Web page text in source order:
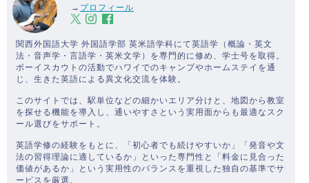
→ プロフィール
関西外国語大学 外国語学部 英米語学科にて英語学（概論・英文
法・音声学・言語学・英米文学）を専門的に修め、学士号を取得。
ボーイスカウトの活動でハワイでのキャンプやホームステイを通
じ、生きた英語による異文化交流を体験。
このサイトでは、駅単位などの細かいエリア分けと、地図から教室
を探せる機能を導入し、通いやすさという実用面からも最適なスク
ール選びをサポート。
英語学修の経験をもとに、「初心者でも続けやすいか」「発音や文
法の習得理論に適しているか」といった専門性と「料金に見合った
価値があるか」という実用性のバランスを重視した独自の基準でサ
ービスを厳選。